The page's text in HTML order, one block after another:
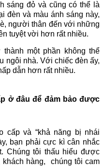
sáng đỏ và cũng có thể là
đèn và màu ánh sáng này,
người thân đến với những
tuyệt vời hơn rất nhiều.
một phần không thể
ngôi nhà. Với chiếc đèn ấy,
dẫn hơn rất nhiều.
ở đâu để đảm bảo được
cấp và “khả năng bị nhái
bạn phải cực kì cân nhắc
Chúng tôi thấu hiểu được
khách hàng, chúng tôi cam